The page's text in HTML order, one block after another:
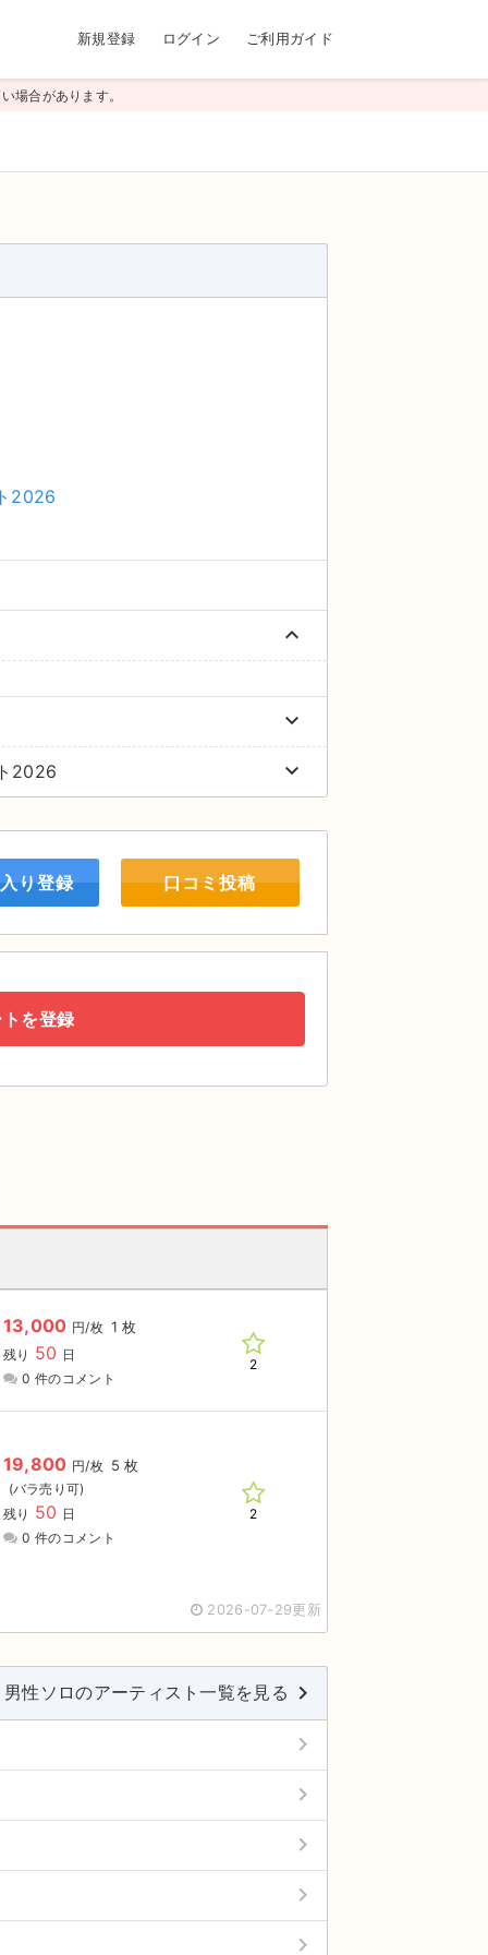
新規登録 ログイン ご利用ガイド
場合があります。
2026
keyboard_arrow_up
keyboard_arrow_down
2026 keyboard_arrow_down
り登録 口コミ投稿
を登録
13,000 円/枚 1 枚
残り 50 日
0 件のコメント
2
19,800 円/枚 5 枚
残り 50 日
0 件のコメント
2
2026-07-29更新
男性ソロのアーティスト一覧を見る keyboard_arrow_right
keyboard_arrow_right
keyboard_arrow_right
keyboard_arrow_right
keyboard_arrow_right
keyboard_arrow_right